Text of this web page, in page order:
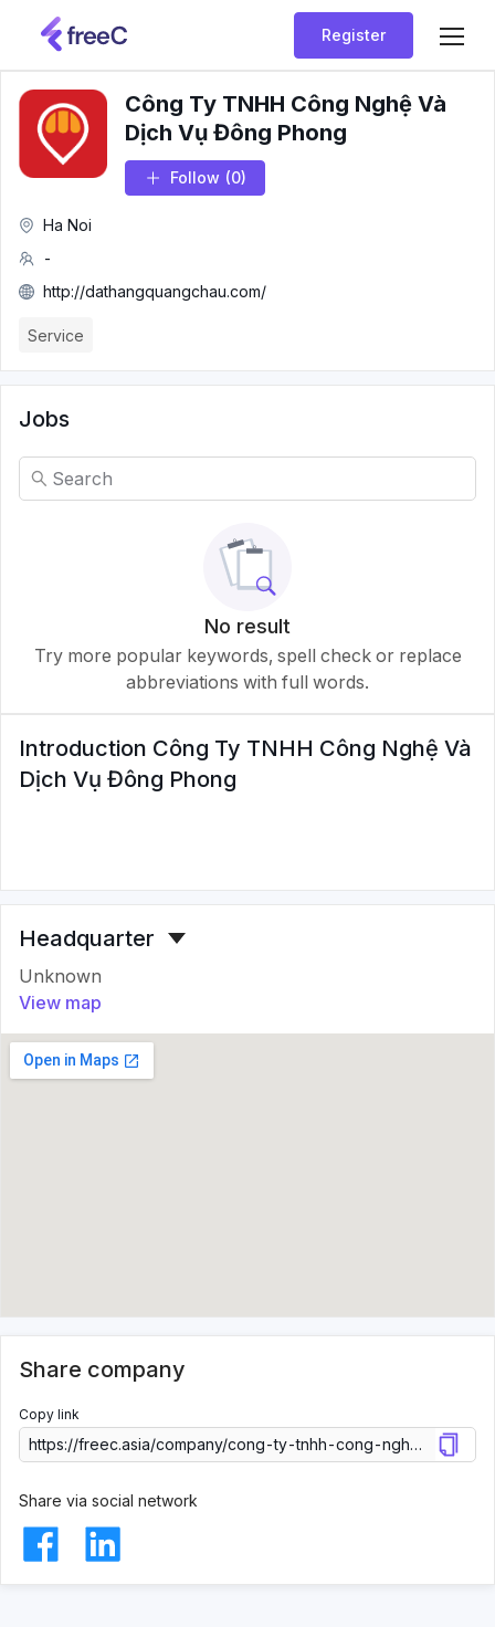
Register
Công Ty TNHH Công Nghệ Và
Dịch Vụ Đông Phong
Follow (0)
Ha Noi
-
http://dathangquangchau.com/
Service
Jobs
No result
Try more popular keywords, spell check or replace
abbreviations with full words.
Introduction Công Ty TNHH Công Nghệ Và
Dịch Vụ Đông Phong
Headquarter
Unknown
View map
Share company
Copy link
Share via social network